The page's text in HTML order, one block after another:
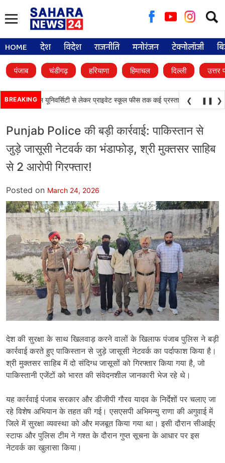
for:
HOME देश विदेश राजनीति मनोरंजन टेक्नोलॉजी
पंजाब चंडीगढ़ हरियाणा हिमाचल दिल्ली उत्तर
BREAKING
डिजिटल यूनिवर्सिटी से लेकर प्राइवेट स्कूल फीस तक कई प्रस्तावों को मंजूरी •
❮ ❚❚ ❯
Punjab Police की बड़ी कार्रवाई: पाकिस्तान से
जुड़े जासूसी नेटवर्क का भंडाफोड़, श्री मुक्तसर साहिब
से 2 आरोपी गिरफ्तार!
Posted on March 24, 2026
देशकीसुरक्षाकेसाथखिलवाड़करनेवालोंकेखिलाफपंजाबपुलिसनेबड़ी
कार्रवाईकरतेहुएपाकिस्तानसेजुड़ेजासूसीनेटवर्ककापर्दाफाशकियाहै।
श्रीमुक्तसरसाहिबमेंदोसंदिग्धजासूसोंकोगिरफ्तारकियागयाहै,जो
पाकिस्तानीएजेंटोंको भारतकीसंवेदनशीलजानकारी भेजरहे थे।
यहकार्रवाईपंजाबसरकार औरडीजीपीगौरवयादवकेनिर्देशोंपरचलाएजा
रहेविशेष अभियानकेतहतकीगई।एसएसपी अभिमन्युराणाकी अगुवाईमें
जिलेमेंसुरक्षाव्यवस्थाको औरमजबूतकियागया था।इसीदौरानसीआईए
स्टाफ औरपुलिसटीमनेगश्तकेदौरानगुप्तसूचनाके आधारपरइस
नेटवर्ककाखुलासाकिया।